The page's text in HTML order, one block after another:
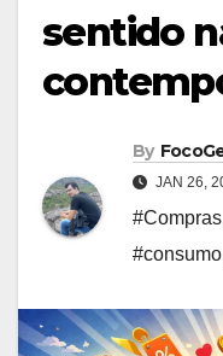
sentido
By
JAN 26,
#Compras
#consumo